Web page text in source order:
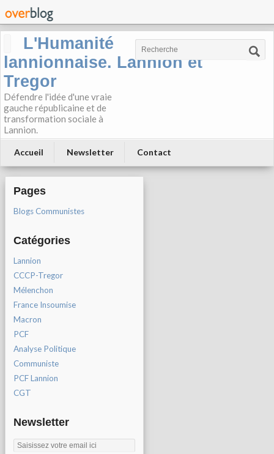
L'Humanité
lannionnaise. Lannion et
Tregor
Défendre l'idée d'une vraie
gauche républicaine et de
transformation sociale à
Lannion.
Accueil Newsletter Contact
Pages
Blogs Communistes
Catégories
Lannion
CCCP-Tregor
Mélenchon
France Insoumise
Macron
PCF
Analyse Politique
Communiste
PCF Lannion
CGT
Newsletter